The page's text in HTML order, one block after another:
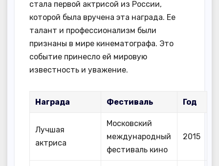
стала первой актрисой из России,
которой была вручена эта награда. Ее
талант и профессионализм были
признаны в мире кинематографа. Это
событие принесло ей мировую
известность и уважение.
Награда Фестиваль Год
Лучшая
актриса
Московский
международный
фестиваль кино
2015